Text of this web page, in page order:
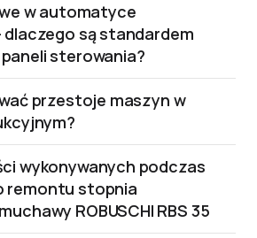
w automatyce
dlaczego są standardem
sterowania?
przestoje maszyn w
wykonywanych podczas
remontu stopnia
ROBUSCHI RBS 35